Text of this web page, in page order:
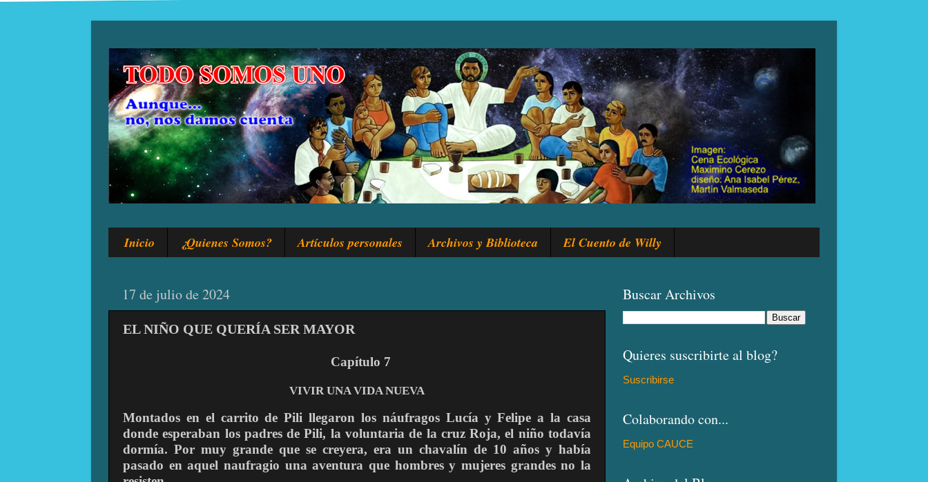
Inicio ¿Quienes Somos? Artículos personales Archivos y Biblioteca El Cuento de Willy
17 de julio de 2024
EL NIÑO QUE QUERÍA SER MAYOR
Capítulo 7
VIVIR UNA VIDA NUEVA
Montados en el carrito de Pili llegaron los náufragos Lucía y Felipe a la casa
donde esperaban los padres de Pili, la voluntaria de la cruz Roja, el niño todavía
dormía. Por muy grande que se creyera, era un chavalín de 10 años y había
pasado en aquel naufragio una aventura que hombres y mujeres grandes no la
Buscar Archivos
Quieres suscribirte al blog?
Suscribirse
Colaborando con...
Equipo CAUCE